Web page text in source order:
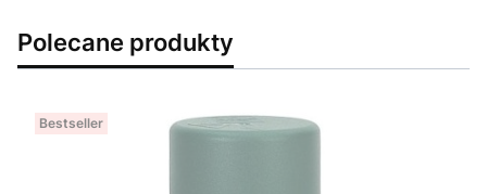
Polecane produkty
Bestseller